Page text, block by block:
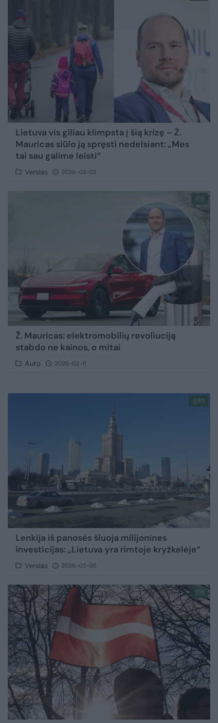
Lietuva vis giliau klimpsta į šią krizę – Ž.
Mauricas siūlo ją spręsti nedelsiant: „Mes
tai sau galime leisti“
Verslas 2026-03-02
5
Ž. Mauricas: elektromobilių revoliuciją
stabdo ne kainos, o mitai
Auto 2026-02-11
10
Lenkija iš panosės šluoja milijonines
investicijas: „Lietuva yra rimtoje kryžkelėje“
Verslas 2026-02-05
3